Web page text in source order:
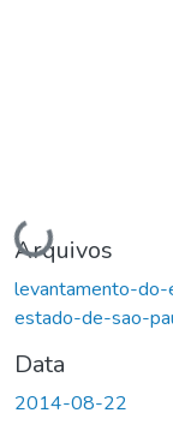
Carregando...
Arquivos
levantamento-
estado-de-sao-
Data
2014-08-22